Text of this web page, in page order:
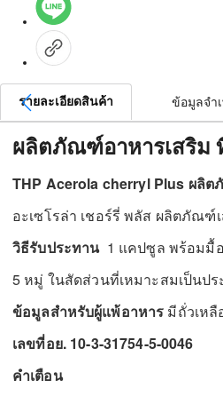
รายละเอียดสินค้า ข้อมูลจำ
ผลิตภัณฑ์อาหารเสริม
THP Acerola cherryl Plus ผลิ
อะเซโรล่า เชอร์รี่ พลัส ผลิตภัณฑ์
วิธีรับประทาน 1 แคปซูล พร้อมมื้
5 หมู่ ในสัดส่วนที่เหมาะสมเป็นปร
ข้อมูลสำหรับผู้แพ้อาหาร มีถั่วเหลื
เลขที่อย. 10-3-31754-5-0046
คำเตือน